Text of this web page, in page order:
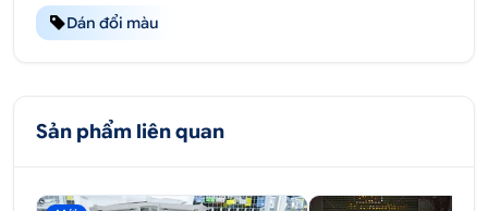
Dán đổi màu
Sản phẩm liên quan